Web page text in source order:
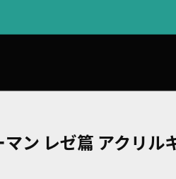
ン レゼ篇 アクリル